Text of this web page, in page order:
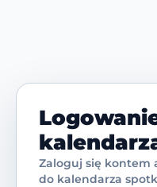
Zaloguj się kontem
do kalendarza